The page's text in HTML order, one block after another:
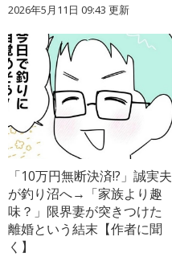
2026年5月11日 09:43 更新
「10万円無断決済!?」誠実夫
が釣り沼へ→「家族より趣
味？」限界妻が突きつけた
離婚という結末【作者に聞
く】